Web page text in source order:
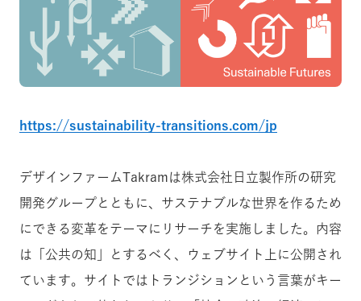
https://sustainability-transitions.com/jp
デザインファームTakramは株式会社日立製作所の研究
開発グループとともに、サステナブルな世界を作るため
にできる変革をテーマにリサーチを実施しました。内容
は「公共の知」とするべく、ウェブサイト上に公開され
ています。サイトではトランジションという言葉がキー